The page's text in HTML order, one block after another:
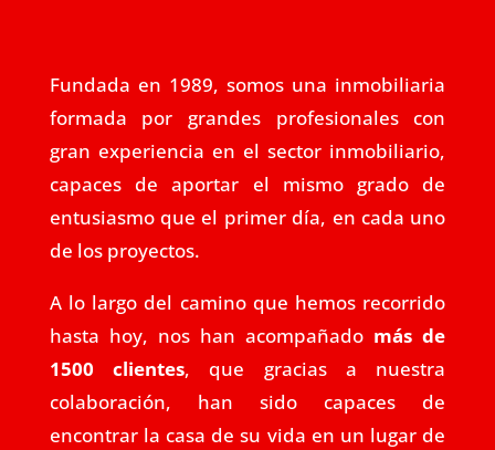
Fundada en 1989, somos una inmobiliaria
formada por grandes profesionales con
gran experiencia en el sector inmobiliario,
capaces de aportar el mismo grado de
entusiasmo que el primer día, en cada uno
de los proyectos.
A lo largo del camino que hemos recorrido
hasta hoy, nos han acompañado más de
1500 clientes, que gracias a nuestra
colaboración, han sido capaces de
encontrar la casa de su vida en un lugar de